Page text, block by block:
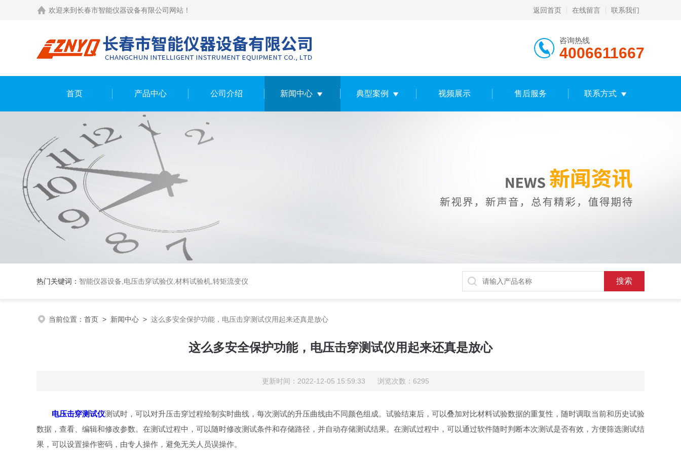
欢迎来到长春市智能仪器设备有限公司网站！ 返回首页 在线留言 联系我们
咨询热线
4006611667
首页 产品中心 公司介绍 新闻中心 典型案例 视频展示 售后服务 联系方式
热门关键词： 智能仪器设备,电压击穿试验仪,材料试验机,转矩流变仪
当前位置： 首页 > 新闻中心 > 这么多安全保护功能，电压击穿测试仪用起来还真是放心
这么多安全保护功能，电压击穿测试仪用起来还真是放心
更新时间：2022-12-05 15:59:33 浏览次数：6295
电压击穿测试仪测试时，可以对升压击穿过程绘制实时曲线，每次测试的升压曲线由不同颜色组成。试验结束后，可以叠加对比材料试验数据的重复性，随时调取当前和历史试验
数据，查看、编辑和修改参数。在测试过程中，可以随时修改测试条件和存储路径，并自动存储测试结果。在测试过程中，可以通过软件随时判断本次测试是否有效，方便筛选测试结
果，可以设置操作密码，由专人操作，避免无关人员误操作。